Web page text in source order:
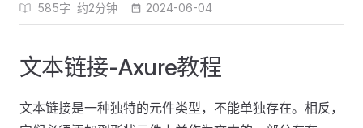
585字 约2分钟 2024-06-04
文本链接-Axure教程
文本链接是一种独特的元件类型，不能单独存在。相反，